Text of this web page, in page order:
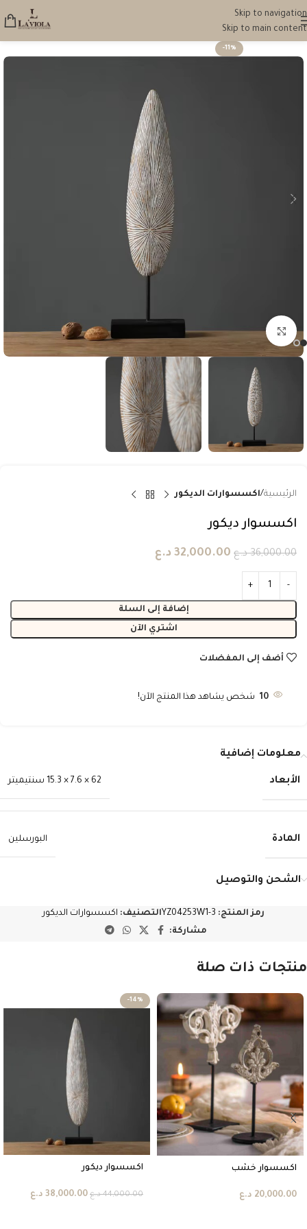
Skip to navigation
Skip to main content
-11%
انقر للتكبير
الرئيسية اكسسوارات الديكور
اكسسوار ديكور
36,000.00 د.ع 32,000.00 د.ع
إضافة إلى السلة
اشتري الآن
أضف إلى المفضلات
10 شخص يشاهد هذا المنتج الآن!
معلومات إضافية
الأبعاد 62 × 7.6 × 15.3 سنتيميتر
المادة البورسلين
الشحن والتوصيل
رمز المنتج: YZ04253W1-3التصنيف: اكسسوارات الديكور
مشاركة:
منتجات ذات صلة
اكسسوار خشب
20,000.00 د.ع
-14%
اكسسوار ديكور
44,000.00 د.ع 38,000.00 د.ع